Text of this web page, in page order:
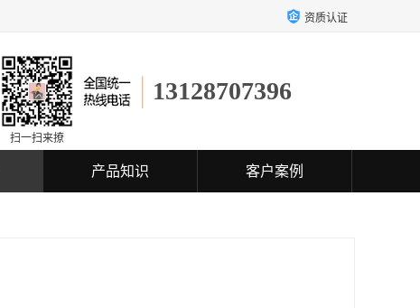
资质认证
13128707396
扫一扫来撩
产品知识 客户案例